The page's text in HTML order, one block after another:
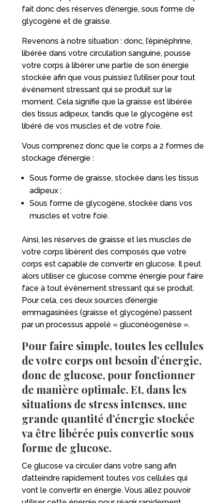
fait donc des réserves d’énergie, sous forme de
glycogène et de graisse.
Revenons à notre situation : donc, l’épinéphrine,
libérée dans votre circulation sanguine, pousse
votre corps à libérer une partie de son énergie
stockée afin que vous puissiez l’utiliser pour tout
événement stressant qui se produit sur le
moment. Cela signifie que la graisse est libérée
des tissus adipeux, tandis que le glycogène est
libéré de vos muscles et de votre foie.
Vous comprenez donc que le corps a 2 formes de
stockage d’énergie :
Sous forme de graisse, stockée dans les tissus
adipeux ;
Sous forme de glycogène, stockée dans vos
muscles et votre foie.
Ainsi, les réserves de graisse et les muscles de
votre corps libèrent des composés que votre
corps est capable de convertir en glucose. Il peut
alors utiliser ce glucose comme énergie pour faire
face à tout événement stressant qui se produit.
Pour cela, ces deux sources d’énergie
emmagasinées (graisse et glycogène) passent
par un processus appelé « gluconéogenèse ».
Pour faire simple, toutes les cellules
de votre corps ont besoin d’énergie,
donc de glucose, pour fonctionner
de manière optimale. Et, dans les
situations de stress intenses, une
grande quantité d’énergie stockée
va être libérée puis convertie sous
forme de glucose.
Ce glucose va circuler dans votre sang afin
d’atteindre rapidement toutes vos cellules qui
vont le convertir en énergie. Vous allez pouvoir